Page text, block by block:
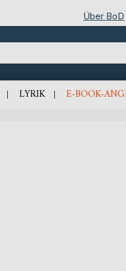
Über BoD
LYRIK E-BOOK-